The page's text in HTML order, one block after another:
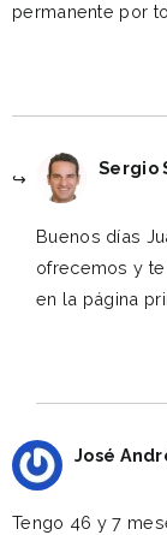
permanente por
Sergio
Buenos días
ofrecemos y
en la página
José
Tengo 46 y 7